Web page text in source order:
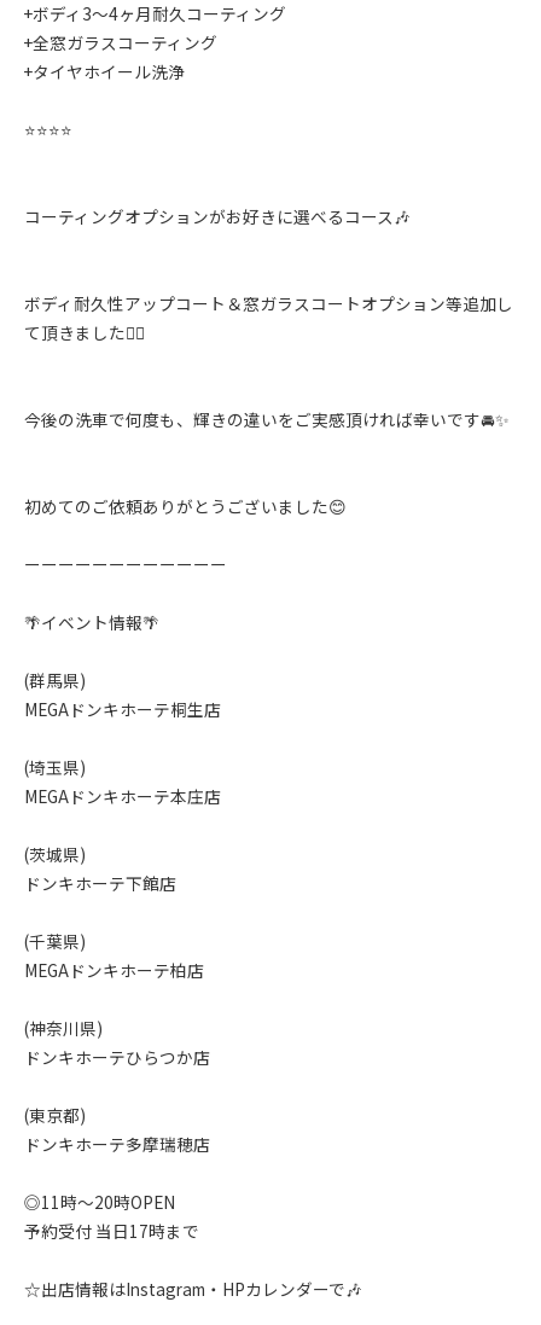
+ボディ3〜4ヶ月耐久コーティング
+全窓ガラスコーティング
+タイヤホイール洗浄
⭐️⭐️⭐️⭐️
コーティングオプションがお好きに選べるコース🎶
ボディ耐久性アップコート＆窓ガラスコートオプション等追加し
て頂きました🙇‍♂️
今後の洗車で何度も、輝きの違いをご実感頂ければ幸いです🚘✨️
初めてのご依頼ありがとうございました😊
ーーーーーーーーーーーー
🌴イベント情報🌴
(群馬県)
MEGAドンキホーテ桐生店
(埼玉県)
MEGAドンキホーテ本庄店
(茨城県)
ドンキホーテ下館店
(千葉県)
MEGAドンキホーテ柏店
(神奈川県)
ドンキホーテひらつか店
(東京都)
ドンキホーテ多摩瑞穂店
◎11時〜20時OPEN
予約受付 当日17時まで
☆出店情報はInstagram・HPカレンダーで🎶